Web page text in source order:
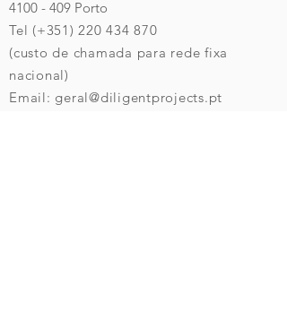
4100 - 409 Porto
Tel (+351)220 434 870
(custo de chamada para rede fixa
nacional)
Email: geral@diligentprojects.pt